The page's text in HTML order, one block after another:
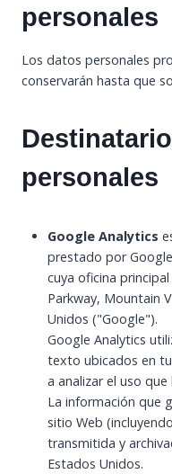
personales
Los datos personales
conservarán hasta que
personales
Google Analytics
prestado por
cuya oficina
Parkway, Mountain
Unidos ("Google").
Google Analytics
texto ubicados en
a analizar el uso
La información que
sitio Web
transmitida y
Estados Unidos.